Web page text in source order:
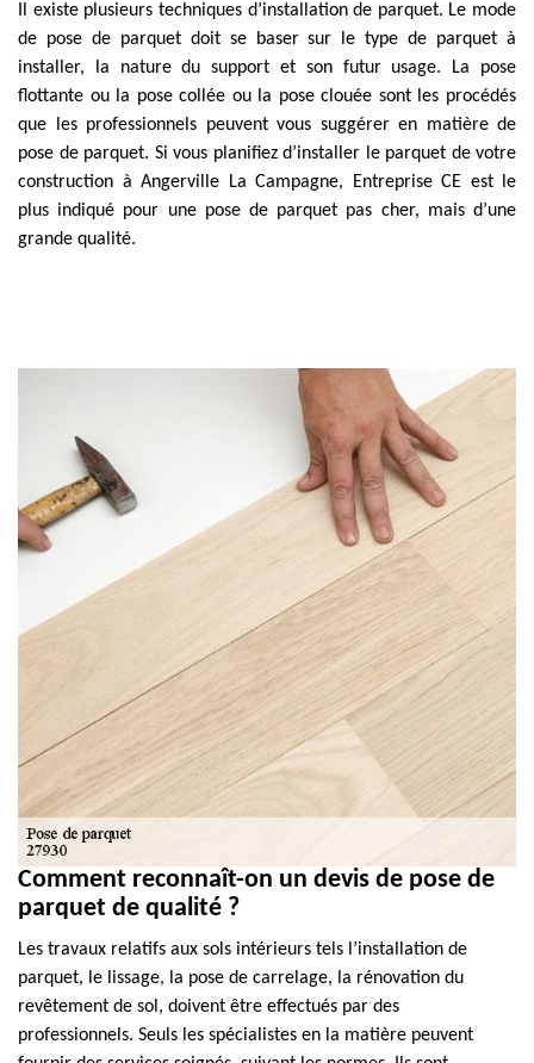
Il existe plusieurs techniques d’installation de parquet. Le mode
de pose de parquet doit se baser sur le type de parquet à
installer, la nature du support et son futur usage. La pose
flottante ou la pose collée ou la pose clouée sont les procédés
que les professionnels peuvent vous suggérer en matière de
pose de parquet. Si vous planifiez d’installer le parquet de votre
construction à Angerville La Campagne, Entreprise CE est le
plus indiqué pour une pose de parquet pas cher, mais d’une
grande qualité.
Comment reconnaît-on un devis de pose de
parquet de qualité ?
Les travaux relatifs aux sols intérieurs tels l’installation de
parquet, le lissage, la pose de carrelage, la rénovation du
revêtement de sol, doivent être effectués par des
professionnels. Seuls les spécialistes en la matière peuvent